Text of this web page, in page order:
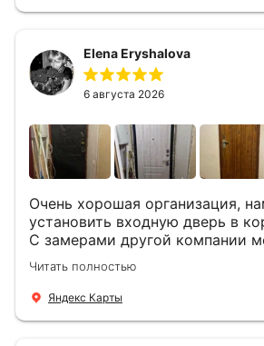
установили две двери, ответили
вопросы . Выполненной
Огромная всем благодарность!
Elena Eryshalova
6 августа 2026
Очень хорошая организация,
установить входную дверь в
С замерами другой компании
компании Филлип, быстро
варианты дверей, монтаж тоже
четкий, позвонили, согласовали
Читать полностью
Яндекс Карты